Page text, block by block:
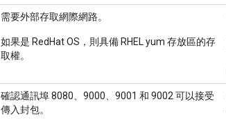
需要外部存取網際網路。
如果是 RedHat OS，則具備 RHEL yum 存放區的存
取權。
確認通訊埠 8080、9000、9001 和 9002 可以接受
傳入封包。